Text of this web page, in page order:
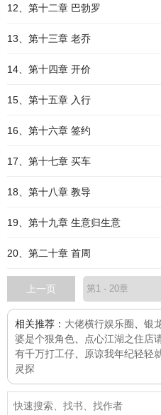
12、第十二章 巴勃罗
13、第十三章 老乔
14、第十四章 开价
15、第十五章 入行
16、第十六章 签约
17、第十七章 买车
18、第十八章 教导
19、第十九章 生意归生意
20、第二十章 首周
上一页
相关推荐： 大佬横行娱乐圈 银
婆是个狠角色
点心江湖之住店
有千万打工仔
原谅我年纪轻轻
灵探